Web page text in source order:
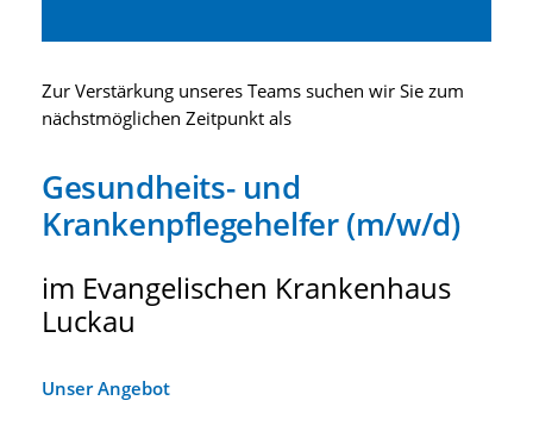
Zur Verstärkung unseres Teams suchen wir Sie zum
nächstmöglichen Zeitpunkt als
Gesundheits- und
Krankenpflegehelfer (m/w/d)
im Evangelischen Krankenhaus
Luckau
Unser Angebot